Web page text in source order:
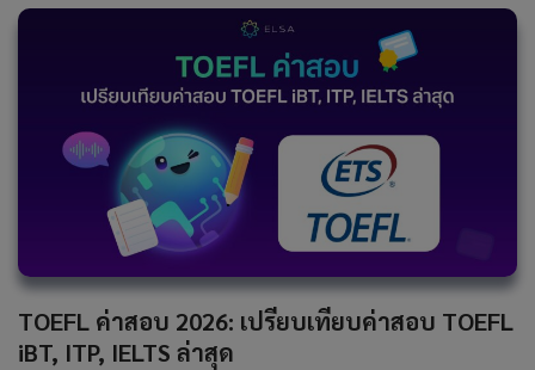
TOEFL ค่าสอบ 2026: เปรียบเทียบค่าสอบ TOEFL
iBT, ITP, IELTS ล่าสุด